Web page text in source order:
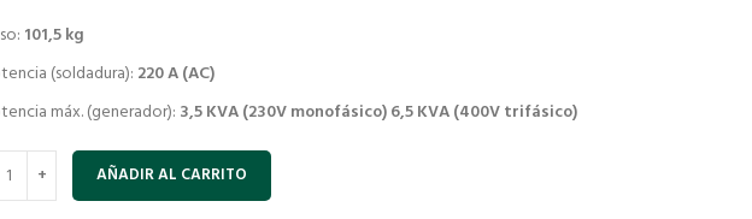
101,5 kg
(soldadura): 220 A (AC)
máx. (generador): 3,5 KVA (230V monofásico) 6,5 KVA (400V trifásico)
AÑADIR AL CARRITO